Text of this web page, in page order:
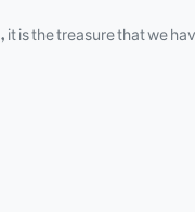
is the treasure that we